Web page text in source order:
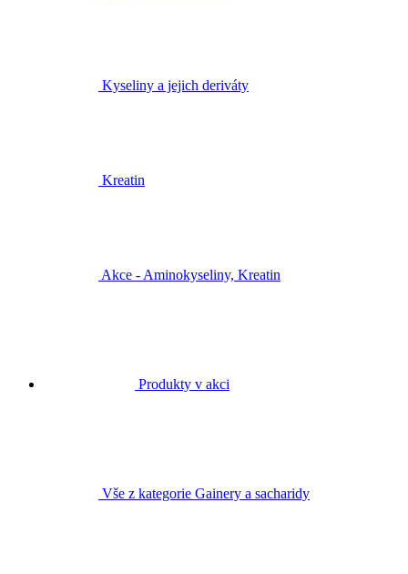
Kyseliny a jejich deriváty
Kreatin
Akce - Aminokyseliny, Kreatin
Produkty v akci
Vše z kategorie Gainery a sacharidy